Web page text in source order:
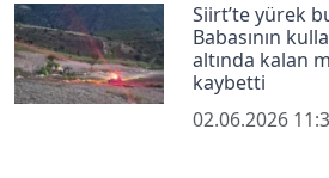
Siirt’te yürek
Babasının
altında kalan
kaybetti
02.06.2026